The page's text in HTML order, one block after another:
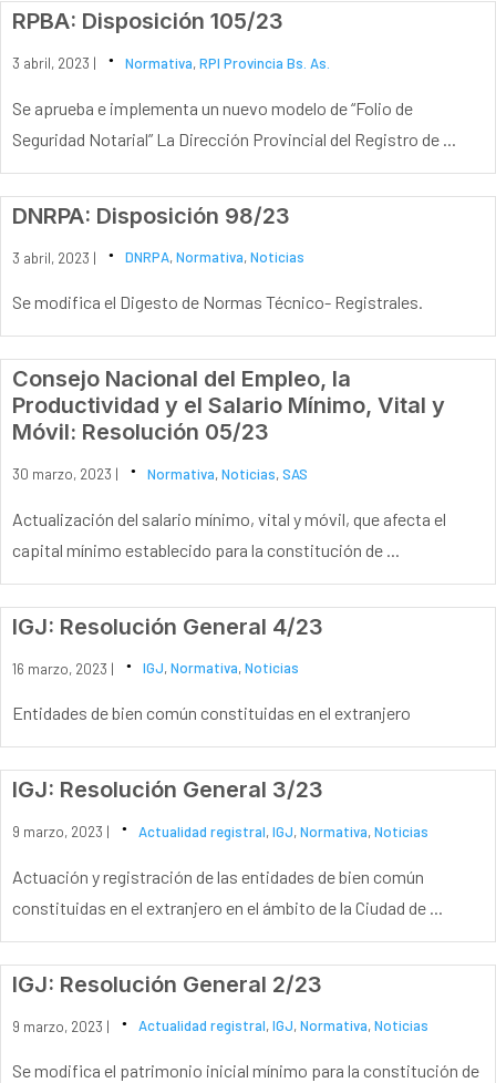
RPBA: Disposición 105/23
3 abril, 2023 | Normativa,RPI Provincia Bs. As.
Se aprueba e implementa un nuevo modelo de “Folio de
Seguridad Notarial” La Dirección Provincial del Registro de ...
DNRPA: Disposición 98/23
3 abril, 2023 | DNRPA,Normativa,Noticias
Se modifica el Digesto de Normas Técnico- Registrales.
Consejo Nacional del Empleo, la
Productividad y el Salario Mínimo, Vital y
Móvil: Resolución 05/23
30 marzo, 2023 | Normativa,Noticias,SAS
Actualización del salario mínimo, vital y móvil, que afecta el
capital mínimo establecido para la constitución de ...
IGJ: Resolución General 4/23
16 marzo, 2023 | IGJ,Normativa,Noticias
Entidades de bien común constituidas en el extranjero
IGJ: Resolución General 3/23
9 marzo, 2023 | Actualidad registral,IGJ,Normativa,Noticias
Actuación y registración de las entidades de bien común
constituidas en el extranjero en el ámbito de la Ciudad de ...
IGJ: Resolución General 2/23
9 marzo, 2023 | Actualidad registral,IGJ,Normativa,Noticias
Se modifica el patrimonio inicial mínimo para la constitución de